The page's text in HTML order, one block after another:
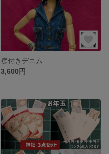
襟付きデニム
3,600円